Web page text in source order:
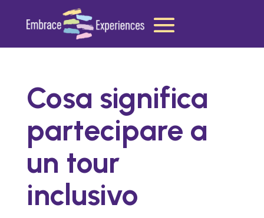
Cosa significa
partecipare a
un tour
inclusivo